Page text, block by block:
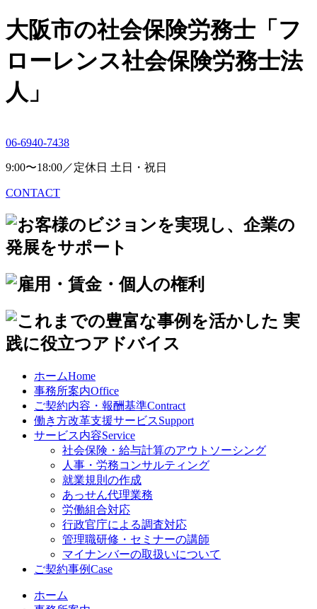
大阪市の社会保険労務士「フ
ローレンス社会保険労務士法
人」
06-6940-7438
9:00〜18:00／定休日 土日・祝日
CONTACT
ホームHome
事務所案内Office
ご契約内容・報酬基準Contract
働き方改革支援サービスSupport
サービス内容Service
社会保険・給与計算のアウトソーシング
人事・労務コンサルティング
就業規則の作成
あっせん代理業務
労働組合対応
行政官庁による調査対応
管理職研修・セミナーの講師
マイナンバーの取扱いについて
ご契約事例Case
ホーム